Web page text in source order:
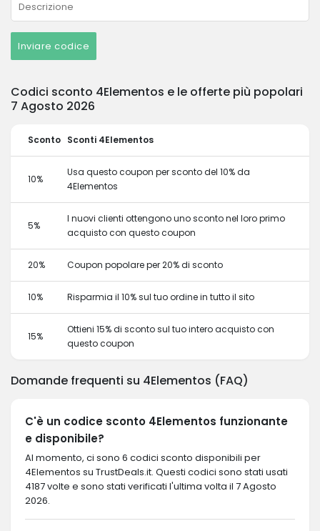
Inviare codice
Codici sconto 4Elementos e le offerte più popolari
7 Agosto 2026
Sconto Sconti 4Elementos
10%
Usa questo coupon per sconto del 10% da
4Elementos
5%
I nuovi clienti ottengono uno sconto nel loro primo
acquisto con questo coupon
20% Coupon popolare per 20% di sconto
10% Risparmia il 10% sul tuo ordine in tutto il sito
15%
Ottieni 15% di sconto sul tuo intero acquisto con
questo coupon
Domande frequenti su 4Elementos (FAQ)
C'è un codice sconto 4Elementos funzionante
e disponibile?
Al momento, ci sono 6 codici sconto disponibili per
4Elementos su TrustDeals.it. Questi codici sono stati usati
4187 volte e sono stati verificati l'ultima volta il 7 Agosto
2026.